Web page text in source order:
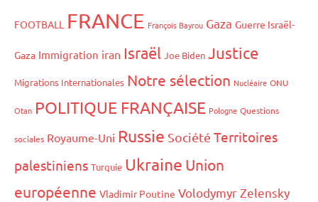
FOOTBALL FRANCE François Bayrou Gaza Guerre Israël-
Gaza Immigration iran Israël Joe Biden Justice
Migrations Internationales Notre sélection Nucléaire ONU
Otan POLITIQUE FRANÇAISE Pologne Questions
sociales Royaume-Uni Russie Société Territoires
palestiniens Turquie Ukraine Union
européenne Vladimir Poutine Volodymyr Zelensky